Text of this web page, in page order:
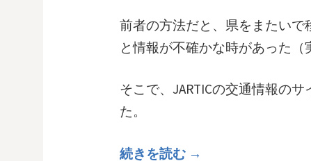
前者の方法だと、県をまたい
と情報が不確かな時があった（
そこで、JARTICの交通情報の
た。
続きを読む →